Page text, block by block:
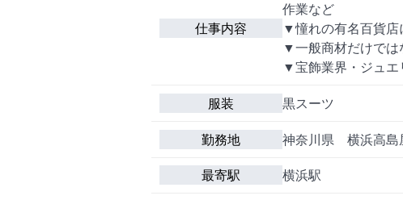
仕事内容
作業など
▼憧れの有名百貨店
▼一般商材だけでは
▼宝飾業界・ジュエ
服装
黒スーツ
勤務地
神奈川県 横浜高島
最寄駅
横浜駅